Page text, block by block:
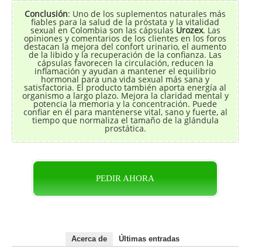
Conclusión: Uno de los suplementos naturales más
fiables para la salud de la próstata y la vitalidad
sexual en Colombia son las cápsulas Urozex. Las
opiniones y comentarios de los clientes en los foros
destacan la mejora del confort urinario, el aumento
de la libido y la recuperación de la confianza. Las
cápsulas favorecen la circulación, reducen la
inflamación y ayudan a mantener el equilibrio
hormonal para una vida sexual más sana y
satisfactoria. El producto también aporta energía al
organismo a largo plazo. Mejora la claridad mental y
potencia la memoria y la concentración. Puede
confiar en él para mantenerse vital, sano y fuerte, al
tiempo que normaliza el tamaño de la glándula
prostática.
PEDIR AHORA
Acerca de Últimas entradas